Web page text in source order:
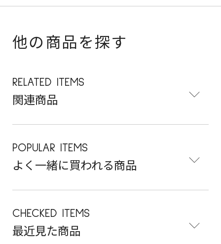
他の商品を探す
RELATED ITEMS
関連商品
POPULAR ITEMS
よく一緒に買われる商品
CHECKED ITEMS
最近見た商品